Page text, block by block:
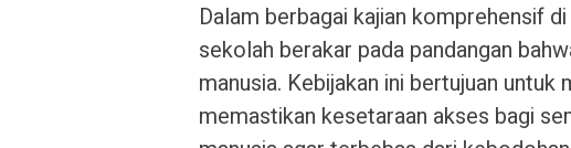
Dalam berbagai kajian komprehensif
sekolah berakar pada pandangan
manusia. Kebijakan ini bertujuan
memastikan kesetaraan akses bagi